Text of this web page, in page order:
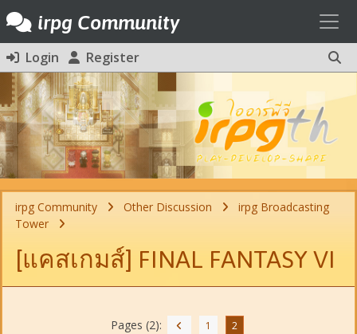
irpg Community
Login Register
irpg Community Other Discussion
irpg Broadcasting
Tower
[แคสเกมส์] FINAL FANTASY VI
Pages (2): 1 2